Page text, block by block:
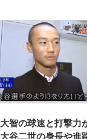
智の球速と打撃力
谷二世の身長や進